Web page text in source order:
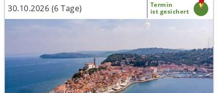
30.10.2026 (6 Tage)
Termin
ist gesichert